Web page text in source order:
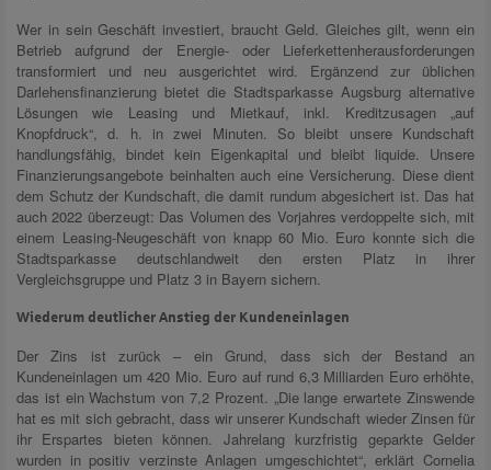
Wer in sein Geschäft investiert, braucht Geld. Gleiches gilt, wenn ein
Betrieb aufgrund der Energie- oder Lieferkettenherausforderungen
transformiert und neu ausgerichtet wird. Ergänzend zur üblichen
Darlehensfinanzierung bietet die Stadtsparkasse Augsburg alternative
Lösungen wie Leasing und Mietkauf, inkl. Kreditzusagen „auf
Knopfdruck“, d. h. in zwei Minuten. So bleibt unsere Kundschaft
handlungsfähig, bindet kein Eigenkapital und bleibt liquide. Unsere
Finanzierungsangebote beinhalten auch eine Versicherung. Diese dient
dem Schutz der Kundschaft, die damit rundum abgesichert ist. Das hat
auch 2022 überzeugt: Das Volumen des Vorjahres verdoppelte sich, mit
einem Leasing-Neugeschäft von knapp 60 Mio. Euro konnte sich die
Stadtsparkasse deutschlandweit den ersten Platz in ihrer
Vergleichsgruppe und Platz 3 in Bayern sichern.
Wiederum deutlicher Anstieg der Kundeneinlagen
Der Zins ist zurück – ein Grund, dass sich der Bestand an
Kundeneinlagen um 420 Mio. Euro auf rund 6,3 Milliarden Euro erhöhte,
das ist ein Wachstum von 7,2 Prozent. „Die lange erwartete Zinswende
hat es mit sich gebracht, dass wir unserer Kundschaft wieder Zinsen für
ihr Erspartes bieten können. Jahrelang kurzfristig geparkte Gelder
wurden in positiv verzinste Anlagen umgeschichtet“, erklärt Cornelia